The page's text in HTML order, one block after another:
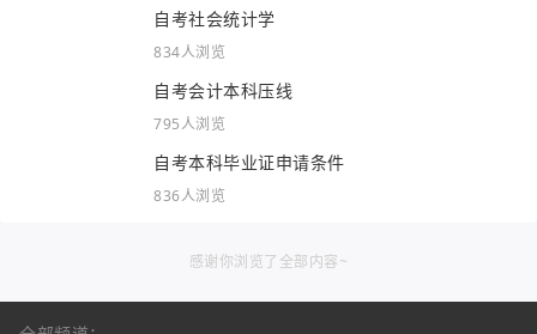
自考社会统计学
834人浏览
自考会计本科压线
795人浏览
自考本科毕业证申请条件
836人浏览
感谢你浏览了全部内容~